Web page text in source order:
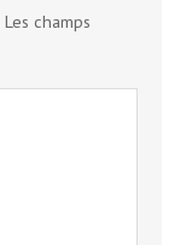
Les champs